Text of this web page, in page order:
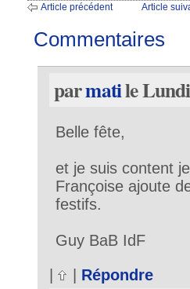
Article précédent Article
Commentaires
parmatile Lundi
Belle fête,
et je suis content
Françoise ajoute
festifs.
Guy BaB IdF
Répondre